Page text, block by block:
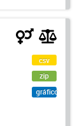
csv
zip
gráfico